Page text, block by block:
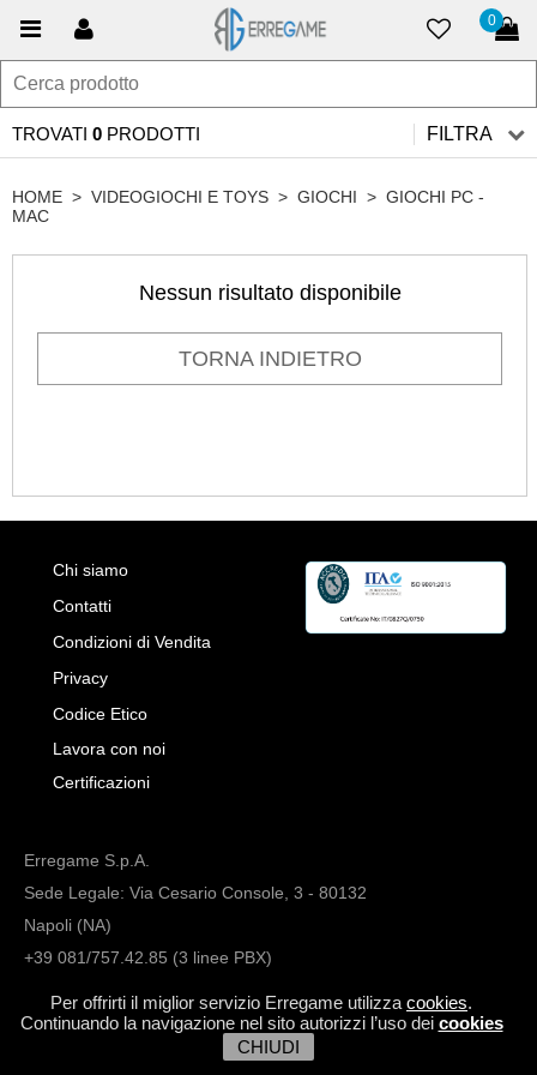
Per offrirti il miglior servizio Erregame utilizza cookies.
Continuando la navigazione nel sito autorizzi l’uso dei cookies
CHIUDI
0
TROVATI 0 PRODOTTI FILTRA
HOME > VIDEOGIOCHI E TOYS > GIOCHI > GIOCHI PC -
MAC
Nessun risultato disponibile
TORNA INDIETRO
Chi siamo
Contatti
Condizioni di Vendita
Privacy
Codice Etico
Lavora con noi
Certificazioni
Erregame S.p.A.
Sede Legale: Via Cesario Console, 3 - 80132
Napoli (NA)
+39 081/757.42.85 (3 linee PBX)